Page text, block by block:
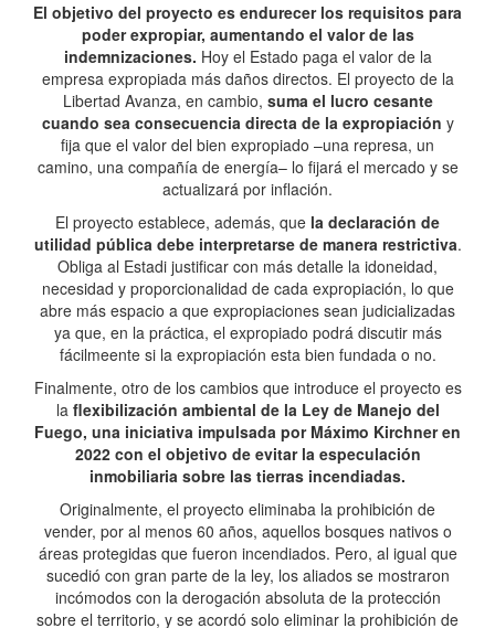
El objetivo del proyecto es endurecer los requisitos para
poder expropiar, aumentando el valor de las
indemnizaciones. Hoy el Estado paga el valor de la
empresa expropiada más daños directos. El proyecto de la
Libertad Avanza, en cambio, suma el lucro cesante
cuando sea consecuencia directa de la expropiación y
fija que el valor del bien expropiado –una represa, un
camino, una compañía de energía– lo fijará el mercado y se
actualizará por inflación.
El proyecto establece, además, que la declaración de
utilidad pública debe interpretarse de manera restrictiva.
Obliga al Estadi justificar con más detalle la idoneidad,
necesidad y proporcionalidad de cada expropiación, lo que
abre más espacio a que expropiaciones sean judicializadas
ya que, en la práctica, el expropiado podrá discutir más
fácilmeente si la expropiación esta bien fundada o no.
Finalmente, otro de los cambios que introduce el proyecto es
la flexibilización ambiental de la Ley de Manejo del
Fuego, una iniciativa impulsada por Máximo Kirchner en
2022 con el objetivo de evitar la especulación
inmobiliaria sobre las tierras incendiadas.
Originalmente, el proyecto eliminaba la prohibición de
vender, por al menos 60 años, aquellos bosques nativos o
áreas protegidas que fueron incendiados. Pero, al igual que
sucedió con gran parte de la ley, los aliados se mostraron
incómodos con la derogación absoluta de la protección
sobre el territorio, y se acordó solo eliminar la prohibición de